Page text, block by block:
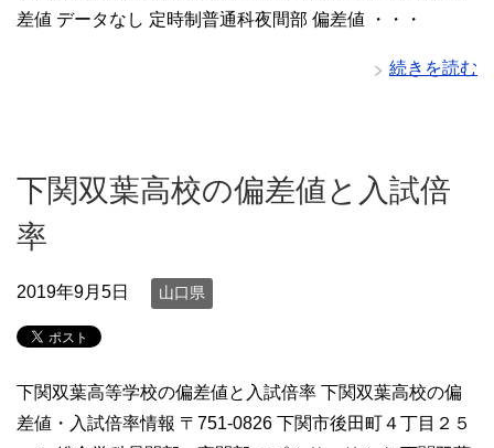
差値 データなし 定時制普通科夜間部 偏差値 ・・・
続きを読む
下関双葉高校の偏差値と入試倍
率
2019年9月5日 山口県
下関双葉高等学校の偏差値と入試倍率 下関双葉高校の偏
差値・入試倍率情報 〒751-0826 下関市後田町４丁目２５